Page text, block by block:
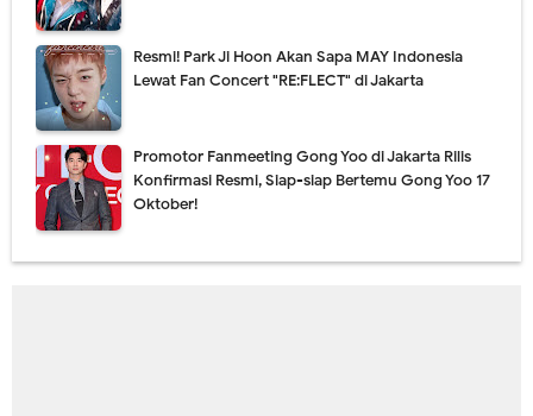
Resmi! Park Ji Hoon Akan Sapa MAY Indonesia
Lewat Fan Concert "RE:FLECT" di Jakarta
Promotor Fanmeeting Gong Yoo di Jakarta Rilis
Konfirmasi Resmi, Siap-siap Bertemu Gong Yoo 17
Oktober!